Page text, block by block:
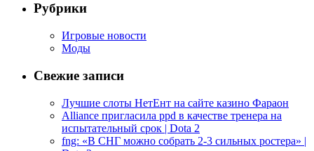
Рубрики
Игровые новости
Моды
Свежие записи
Лучшие слоты НетЕнт на сайте казино Фараон
Alliance пригласила ppd в качестве тренера на
испытательный срок | Dota 2
fng: «В СНГ можно собрать 2-3 сильных ростера» |